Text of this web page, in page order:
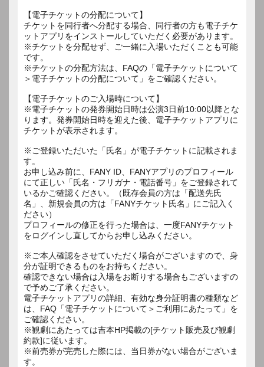
【電子チケットの分配について】
チケットを同行者へ分配する場合、同行者の方も電子チケ
ットアプリをインストールしていただく必要があります。
※チケットを分配せず、ご一緒に入場いただくことも可能
です。
※チケットの分配方法は、FAQの「電子チケットについて
＞電子チケットの分配について」をご確認ください。
【電子チケットのご入場時について】
※電子チケットの発券開始日時は公演3日前10:00以降とな
ります。発券開始日時を迎えた後、電子チケットアプリに
チケットが表示されます。
※ご登録いただいた「氏名」が電子チケットに記載されま
す。
お申し込み前に、FANY ID、FANYアプリのプロフィール
にて正しい「氏名・フリガナ・電話番号」をご登録されて
いるかご確認ください。（既存会員の方は「配送先氏
名」、新規会員の方は「FANYチケット氏名」にご記入く
ださい）
プロフィールの修正を行った場合は、一度FANYチケット
をログインし直してからお申し込みください。
※ご本人確認をさせていただく場合がございますので、身
分が証明できるものをお持ちください。
確認できない場合は入場をお断りする場合もございますの
で予めご了承ください。
電子チケットアプリの詳細、有効な身分証明書の種類など
は、FAQ「電子チケットについて＞ご利用にあたって」を
ご確認ください。
※観劇にあたっては吉本HP掲載の[チケット販売及び観劇
約款]に従います。
※前売券が完売した際には、当日券がない場合がございま
す。